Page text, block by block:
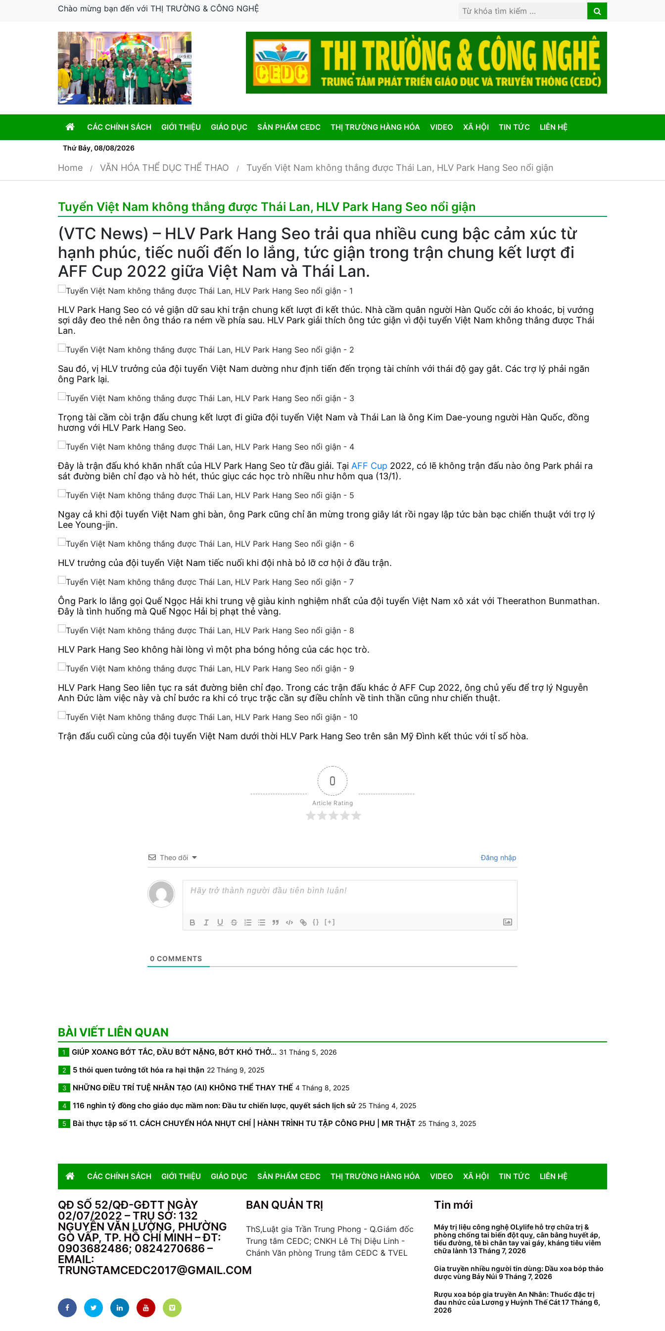
Chào mừng bạn đến với THỊ TRƯỜNG & CÔNG NGHỆ
Search
Search
CÁC CHÍNH SÁCH GIỚI THIỆU GIÁO DỤC SẢN PHẨM CEDC THỊ TRƯỜNG HÀNG HÓA VIDEO XÃ HỘI TIN TỨC LIÊN HỆ
Thứ Bảy, 08/08/2026
Home VĂN HÓA THỂ DỤC THỂ THAO Tuyển Việt Nam không thắng được Thái Lan, HLV Park Hang Seo nổi giận
Tuyển Việt Nam không thắng được Thái Lan, HLV Park Hang Seo nổi giận
(VTC News) – HLV Park Hang Seo trải qua nhiều cung bậc cảm xúc từ
hạnh phúc, tiếc nuối đến lo lắng, tức giận trong trận chung kết lượt đi
AFF Cup 2022 giữa Việt Nam và Thái Lan.
HLV Park Hang Seo có vẻ giận dữ sau khi trận chung kết lượt đi kết thúc. Nhà cầm quân người Hàn Quốc cởi áo khoác, bị vướng
sợi dây đeo thẻ nên ông tháo ra ném về phía sau. HLV Park giải thích ông tức giận vì đội tuyển Việt Nam không thắng được Thái
Lan.
Sau đó, vị HLV trưởng của đội tuyển Việt Nam dường như định tiến đến trọng tài chính với thái độ gay gắt. Các trợ lý phải ngăn
ông Park lại.
Trọng tài cầm còi trận đấu chung kết lượt đi giữa đội tuyển Việt Nam và Thái Lan là ông Kim Dae-young người Hàn Quốc, đồng
hương với HLV Park Hang Seo.
Đây là trận đấu khó khăn nhất của HLV Park Hang Seo từ đầu giải. Tại AFF Cup 2022, có lẽ không trận đấu nào ông Park phải ra
sát đường biên chỉ đạo và hò hét, thúc giục các học trò nhiều như hôm qua (13/1).
Ngay cả khi đội tuyển Việt Nam ghi bàn, ông Park cũng chỉ ăn mừng trong giây lát rồi ngay lập tức bàn bạc chiến thuật với trợ lý
Lee Young-jin.
HLV trưởng của đội tuyển Việt Nam tiếc nuối khi đội nhà bỏ lỡ cơ hội ở đầu trận.
Ông Park lo lắng gọi Quế Ngọc Hải khi trung vệ giàu kinh nghiệm nhất của đội tuyển Việt Nam xô xát với Theerathon Bunmathan.
Đây là tình huống mà Quế Ngọc Hải bị phạt thẻ vàng.
HLV Park Hang Seo không hài lòng vì một pha bóng hỏng của các học trò.
HLV Park Hang Seo liên tục ra sát đường biên chỉ đạo. Trong các trận đấu khác ở AFF Cup 2022, ông chủ yếu để trợ lý Nguyễn
Anh Đức làm việc này và chỉ bước ra khi có trục trặc cần sự điều chỉnh về tinh thần cũng như chiến thuật.
Trận đấu cuối cùng của đội tuyển Việt Nam dưới thời HLV Park Hang Seo trên sân Mỹ Đình kết thúc với tỉ số hòa.
0
Article Rating
Theo dõi Đăng nhập
{} [+]
0 COMMENTS
BÀI VIẾT LIÊN QUAN
1 GIÚP XOANG BỚT TẮC, ĐẦU BỚT NẶNG, BỚT KHÓ THỞ… 31 Tháng 5, 2026
2 5 thói quen tưởng tốt hóa ra hại thận 22 Tháng 9, 2025
3 NHỮNG ĐIỀU TRÍ TUỆ NHÂN TẠO (AI) KHÔNG THỂ THAY THẾ 4 Tháng 8, 2025
4 116 nghìn tỷ đồng cho giáo dục mầm non: Đầu tư chiến lược, quyết sách lịch sử 25 Tháng 4, 2025
5 Bài thực tập số 11. CÁCH CHUYỂN HÓA NHỤT CHÍ | HÀNH TRÌNH TU TẬP CÔNG PHU | MR THẬT 25 Tháng 3, 2025
CÁC CHÍNH SÁCH GIỚI THIỆU GIÁO DỤC SẢN PHẨM CEDC THỊ TRƯỜNG HÀNG HÓA VIDEO XÃ HỘI TIN TỨC LIÊN HỆ
QĐ SỐ 52/QĐ-GĐTT NGÀY
02/07/2022 – TRỤ SỞ: 132
NGUYỄN VĂN LƯỢNG, PHƯỜNG
GÒ VẤP, TP. HỒ CHÍ MINH – ĐT:
0903682486; 0824270686 –
EMAIL:
TRUNGTAMCEDC2017@GMAIL.COM
BAN QUẢN TRỊ
ThS,Luật gia Trần Trung Phong - Q.Giám đốc
Trung tâm CEDC; CNKH Lê Thị Diệu Linh -
Chánh Văn phòng Trung tâm CEDC & TVEL
Tin mới
Máy trị liệu công nghệ OLylife hỗ trợ chữa trị &
phòng chống tai biến đột quỵ, cân bằng huyết áp,
tiểu đường, tê bì chân tay vai gáy, kháng tiêu viêm
chữa lành 13 Tháng 7, 2026
Gia truyền nhiều người tin dùng: Dầu xoa bóp thảo
dược vùng Bảy Núi 9 Tháng 7, 2026
Rượu xoa bóp gia truyền An Nhân: Thuốc đặc trị
đau nhức của Lương y Huỳnh Thế Cát17 Tháng 6,
2026